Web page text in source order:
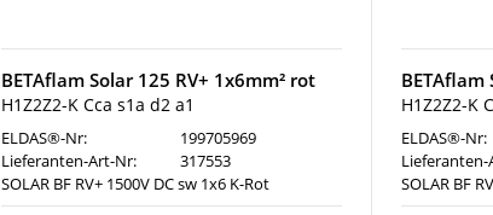
BETAflam Solar 125 RV+ 1x6mm² rot
H1Z2Z2-K Cca s1a d2 a1
ELDAS®-Nr:
199705969
Lieferanten-Art-Nr:
317553
SOLAR BF RV+ 1500V DC sw 1x6 K-Rot
BETAflam
H1Z2Z2-K
ELDAS®-Nr:
SOLAR BF